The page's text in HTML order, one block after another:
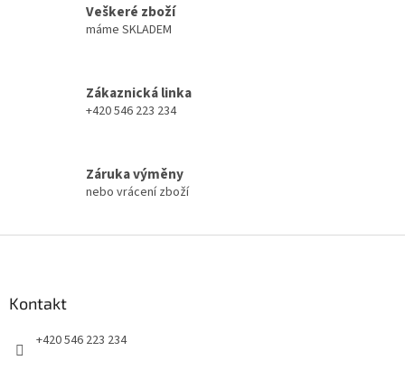
Veškeré zboží
máme SKLADEM
Zákaznická linka
+420 546 223 234
Záruka výměny
nebo vrácení zboží
Kontakt
+420 546 223 234